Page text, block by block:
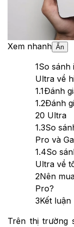
Xem nhanh Ẩn
1So sánh
Ultra về
1.1Đánh
1.2Đánh
20 Ultra
1.3So
Pro và
1.4So
Ultra về
2Nên
Pro?
3Kết luận
Trên thị trường